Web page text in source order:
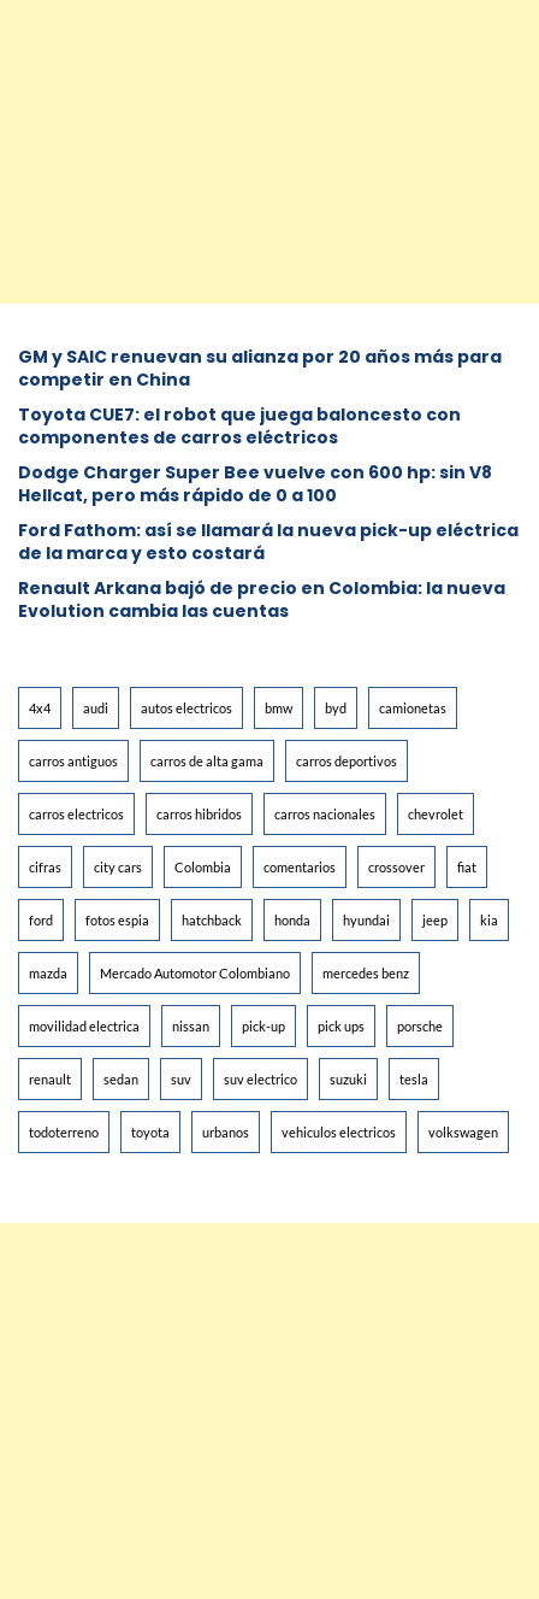
GM y SAIC renuevan su alianza por 20 años más para
competir en China
Toyota CUE7: el robot que juega baloncesto con
componentes de carros eléctricos
Dodge Charger Super Bee vuelve con 600 hp: sin V8
Hellcat, pero más rápido de 0 a 100
Ford Fathom: así se llamará la nueva pick-up eléctrica
de la marca y esto costará
Renault Arkana bajó de precio en Colombia: la nueva
Evolution cambia las cuentas
4x4 audi autos electricos bmw byd camionetas
carros antiguos carros de alta gama carros deportivos
carros electricos carros hibridos carros nacionales chevrolet
cifras city cars Colombia comentarios crossover fiat
ford fotos espia hatchback honda hyundai jeep kia
mazda Mercado Automotor Colombiano mercedes benz
movilidad electrica nissan pick-up pick ups porsche
renault sedan suv suv electrico suzuki tesla
todoterreno toyota urbanos vehiculos electricos volkswagen